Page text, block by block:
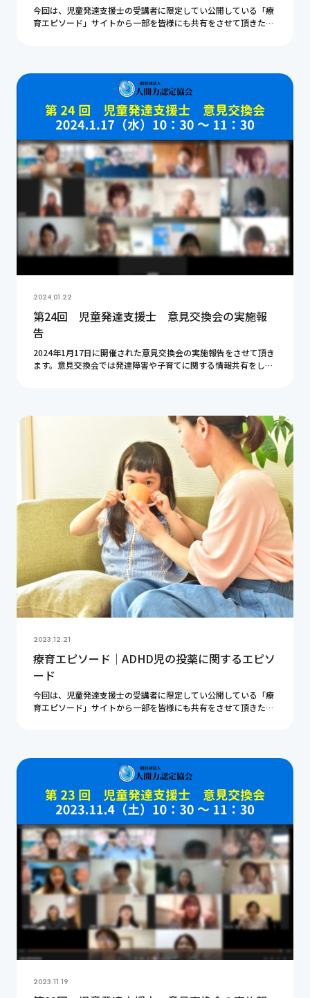
今回は、児童発達支援士の受講者に限定してい公開している「療
育エピソード」サイトから一部を皆様にも共有をさせて頂きたい
2024.01.22
第24回 児童発達支援士 意見交換会の実施報
告
2024年1月17日に開催された意見交換会の実施報告をさせて頂き
ます。意見交換会では発達障害や子育てに関する情報共有をして
2023.12.21
療育エピソード｜ADHD児の投薬に関するエピソ
ード
今回は、児童発達支援士の受講者に限定してい公開している「療
育エピソード」サイトから一部を皆様にも共有をさせて頂きたい
2023.11.19